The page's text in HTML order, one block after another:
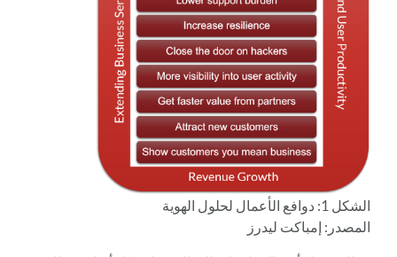
الشكل 1: دوافع الأعمال لحلول الهوية
المصدر: إمباكت ليدرز